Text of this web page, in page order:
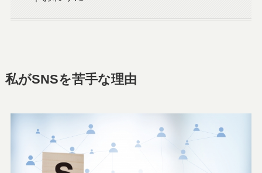
私がSNSを苦手な理由